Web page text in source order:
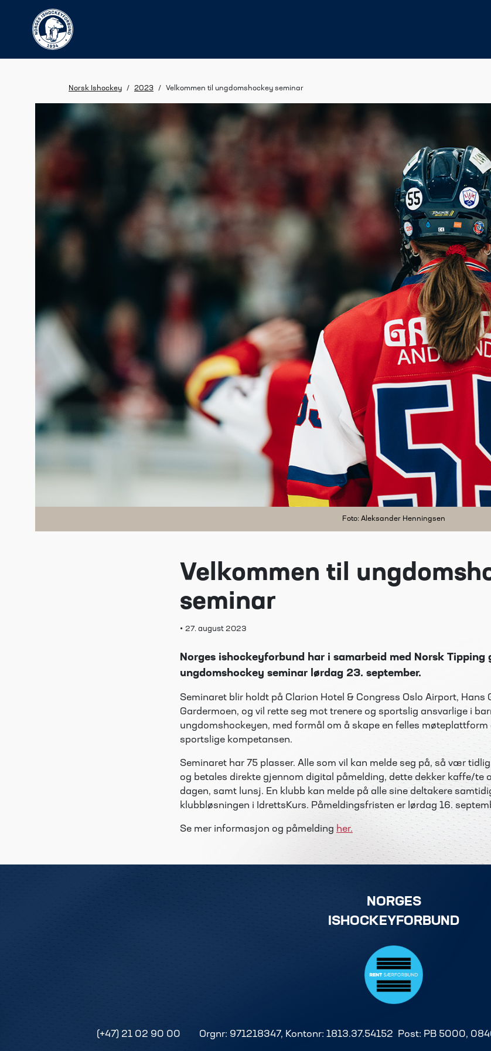
Norsk Ishockey / 2023 / Velkommen til ungdomshockey seminar
Foto: Aleksander Henningsen
Velkommen til
seminar
• 27. august 2023
Norges ishockeyforbund har i samarbeid med Norsk Tipping
ungdomshockey seminar lørdag 23. september.
Seminaret blir holdt på Clarion Hotel & Congress Oslo Airport, Hans
Gardermoen, og vil rette seg mot trenere og sportslig ansvarlige i
ungdomshockeyen, med formål om å skape en felles møteplattform
sportslige kompetansen.
Seminaret har 75 plasser. Alle som vil kan melde seg på, så vær
og betales direkte gjennom digital påmelding, dette dekker kaffe/te
dagen, samt lunsj. En klubb kan melde på alle sine deltakere
klubbløsningen i IdrettsKurs. Påmeldingsfristen er lørdag 16.
Se mer informasjon og påmelding her.
NORGES
ISHOCKEYFORBUND
(+47) 21 02 90 00 Orgnr: 971218347, Kontonr: 1813.37.54152 Post: PB 5000,